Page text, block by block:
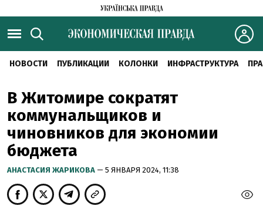
НОВОСТИ ПУБЛИКАЦИИ КОЛОНКИ ИНФРАСТРУКТУРА
В Житомире сократят
коммунальщиков и
чиновников для экономии
бюджета
АНАСТАСИЯ ЖАРИКОВА — 5 ЯНВАРЯ 2024, 11:38